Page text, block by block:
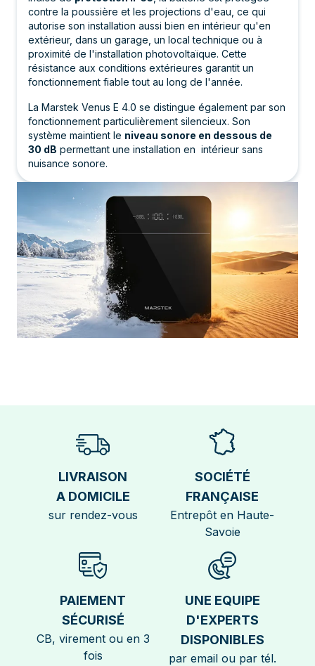
contre la poussière et les projections d'eau, ce qui
autorise son installation aussi bien en intérieur qu'en
extérieur, dans un garage, un local technique ou à
proximité de l'installation photovoltaïque. Cette
résistance aux conditions extérieures garantit un
fonctionnement fiable tout au long de l'année.
La Marstek Venus E 4.0 se distingue également par son
fonctionnement particulièrement silencieux. Son
système maintient le niveau sonore en dessous de
30 dB permettant une installation en intérieur sans
nuisance sonore.
LIVRAISON
A DOMICILE
sur rendez-vous
SOCIÉTÉ
FRANÇAISE
Entrepôt en Haute-
Savoie
PAIEMENT
SÉCURISÉ
CB, virement ou en 3
fois
UNE EQUIPE
D'EXPERTS
DISPONIBLES
par email ou par tél.